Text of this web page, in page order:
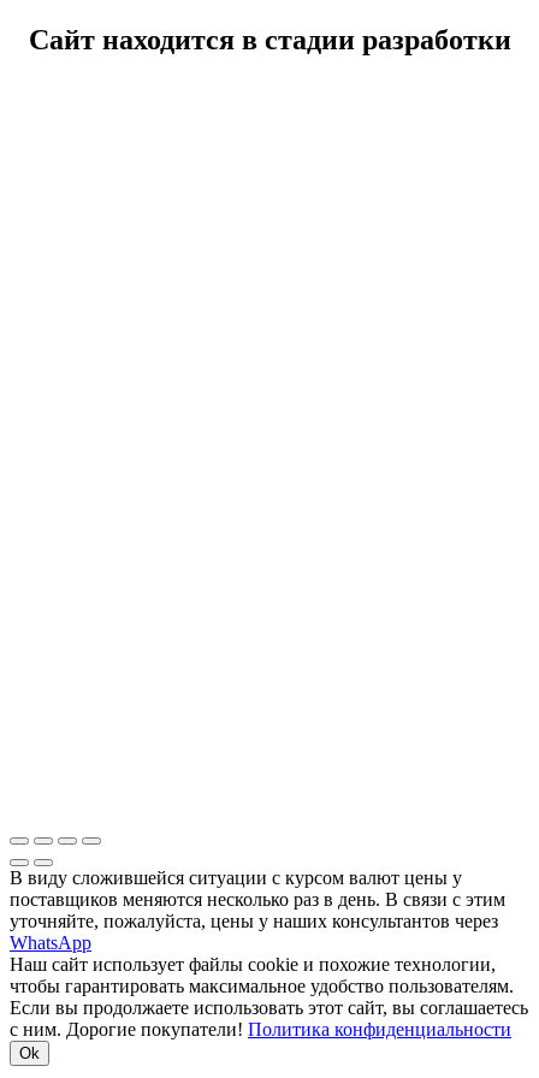
Сайт находится в стадии разработки
В виду сложившейся ситуации с курсом валют цены у
поставщиков меняются несколько раз в день. В связи с этим
уточняйте, пожалуйста, цены у наших консультантов через
WhatsApp
Наш сайт использует файлы cookie и похожие технологии,
чтобы гарантировать максимальное удобство пользователям.
Если вы продолжаете использовать этот сайт, вы соглашаетесь
с ним. Дорогие покупатели! Политика конфиденциальности
Ok